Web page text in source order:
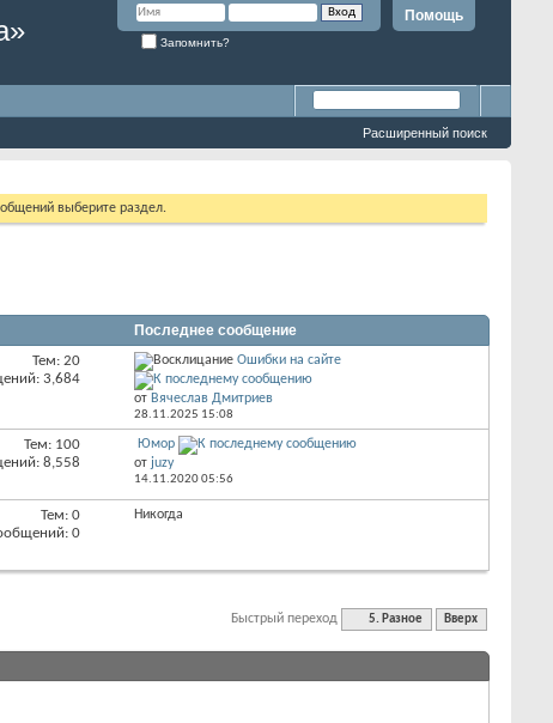
Помощь
Запомнить?
Расширенный поиск
выберите раздел.
Последнее сообщение
Тем: 20
3,684
Ошибки на сайте
от Вячеслав Дмитриев
28.11.2025 15:08
Тем: 100
8,558
Юмор
от juzy
14.11.202005:56
Тем: 0
0
Никогда
Быстрый переход 5. Разное Вверх